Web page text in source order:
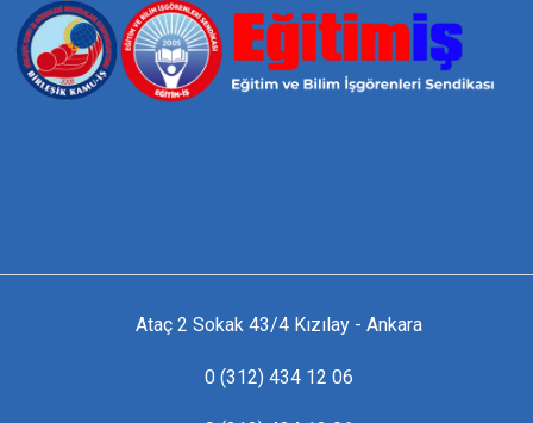
Ataç 2 Sokak 43/4 Kızılay - Ankara
0 (312) 434 12 06